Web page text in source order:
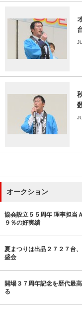
オークション
協会設立５５周年 理事担当
９％の好実績
夏まつりは出品２７２７台
盛会
開場３７周年記念を歴代最
る